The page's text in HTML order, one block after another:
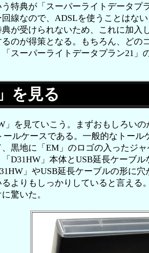
特典が「スーパーライトデータプ
線なので、ADSLを使うことはな
が受けられないため、これに加入
のが得策となる。もちろん、どの
スーパーライトデータプラン21」
を見る
を見ていこう。まずおもしろい
ルケースである。一般的なトール
黒地に「EM」のロゴの入ったジ
D31HW」本体とUSB延長ケーブ
」やUSB延長ケーブルの形に
よりもしっかりしていると言える
驚いた。